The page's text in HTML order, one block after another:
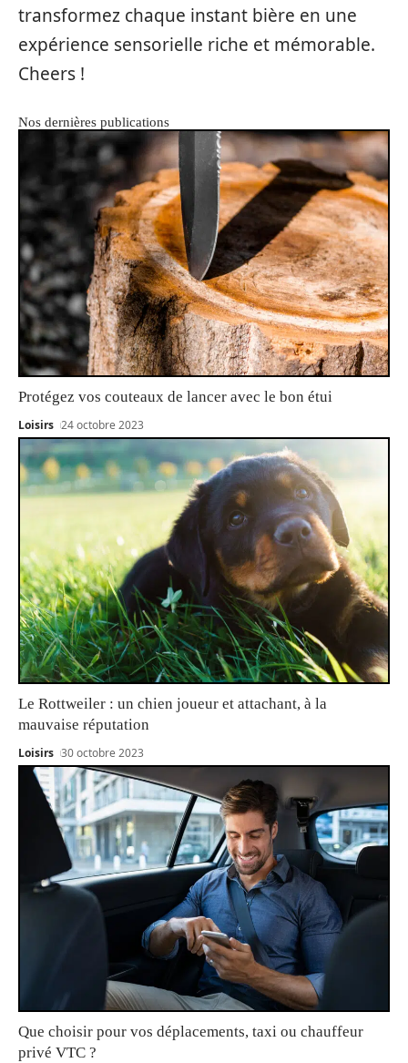
transformez chaque instant bière en une
expérience sensorielle riche et mémorable.
Cheers !
Nos dernières publications
Protégez vos couteaux de lancer avec le bon étui
Loisirs 24 octobre 2023
Le Rottweiler : un chien joueur et attachant, à la
mauvaise réputation
Loisirs 30 octobre 2023
Que choisir pour vos déplacements, taxi ou chauffeur
privé VTC ?